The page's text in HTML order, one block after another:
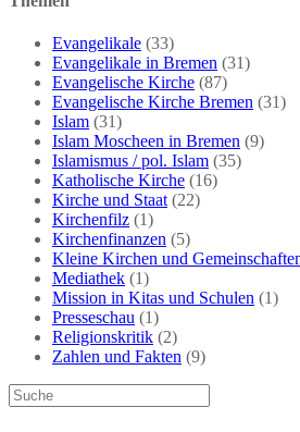
Evangelikale (33)
Evangelikale in Bremen (31)
Evangelische Kirche (87)
Evangelische Kirche Bremen (31)
Islam (31)
Islam Moscheen in Bremen (9)
Islamismus / pol. Islam (35)
Katholische Kirche (16)
Kirche und Staat (22)
Kirchenfilz (1)
Kirchenfinanzen (5)
Kleine Kirchen und
Mediathek (1)
Mission in Kitas und Schulen (1)
Presseschau (1)
Religionskritik (2)
Zahlen und Fakten (9)